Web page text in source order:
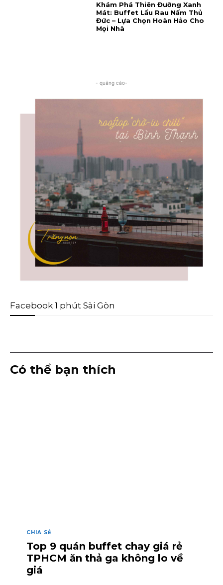
Khám Phá Thiên Đường Xanh
Mát: Buffet Lẩu Rau Nấm Thủ
Đức – Lựa Chọn Hoàn Hảo Cho
Mọi Nhà
- quảng cáo-
Facebook 1 phút Sài Gòn
Có thể bạn thích
CHIA SẺ
Top 9 quán buffet chay giá rẻ
TPHCM ăn thả ga không lo về
giá